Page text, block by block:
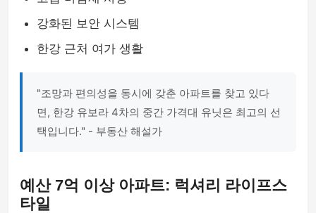
강화된 보안 시스템
한강 근처 여가 생활
"조망과 편의성을 동시에 갖춘 아파트를 찾고 있다
면, 한강 유보라 4차의 중간 가격대 유닛은 최고의 선
택입니다." - 부동산 해설가
예산 7억 이상 아파트: 럭셔리 라이프스
타일